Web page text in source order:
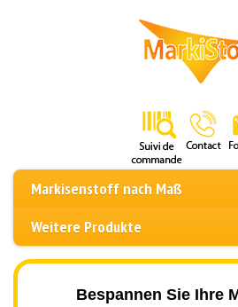
Markisenstoff nach Maß
Weitere Produkte
Bespannen Sie Ihre